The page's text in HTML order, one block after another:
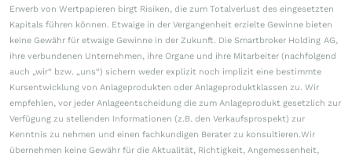
Erwerb von Wertpapieren birgt Risiken, die zum Totalverlust des eingesetzten
Kapitals führen können. Etwaige in der Vergangenheit erzielte Gewinne bieten
keine Gewähr für etwaige Gewinne in der Zukunft. Die Smartbroker Holding AG,
ihre verbundenen Unternehmen, ihre Organe und ihre Mitarbeiter (nachfolgend
auch „wir“ bzw. „uns“) sichern weder explizit noch implizit eine bestimmte
Kursentwicklung von Anlageprodukten oder Anlageproduktklassen zu. Wir
empfehlen, vor jeder Anlageentscheidung die zum Anlageprodukt gesetzlich zur
Verfügung zu stellenden Informationen (z.B. den Verkaufsprospekt) zur
Kenntnis zu nehmen und einen fachkundigen Berater zu konsultieren.Wir
übernehmen keine Gewähr für die Aktualität, Richtigkeit, Angemessenheit,